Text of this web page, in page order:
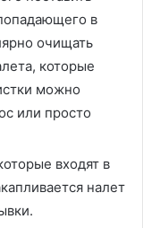
в
очищать
которые
можно
или просто
входят в
налет